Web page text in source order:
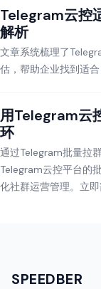
Telegram云控
解析
文章系统梳理了
估，帮助企业找到适合
用Telegram云
环
通过Telegram批量拉
Telegram云控平台的
化社群运营管理。立
SPEEDBER